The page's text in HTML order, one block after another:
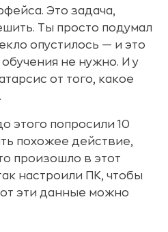
Это задача,
Ты просто подумал
опустилось — и это
не нужно. И у
от того, какое
этого попросили 10
похожее действие,
произошло в этот
настроили ПК, чтобы
эти данные можно